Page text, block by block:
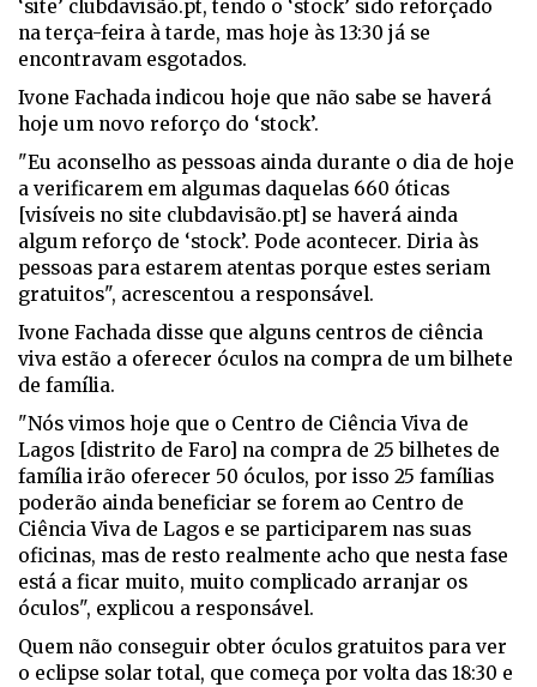
‘site’ clubdavisão.pt, tendo o ‘stock’ sido reforçado
na terça-feira à tarde, mas hoje às 13:30 já se
encontravam esgotados.
Ivone Fachada indicou hoje que não sabe se haverá
hoje um novo reforço do ‘stock’.
"Eu aconselho as pessoas ainda durante o dia de hoje
a verificarem em algumas daquelas 660 óticas
[visíveis no site clubdavisão.pt] se haverá ainda
algum reforço de ‘stock’. Pode acontecer. Diria às
pessoas para estarem atentas porque estes seriam
gratuitos", acrescentou a responsável.
Ivone Fachada disse que alguns centros de ciência
viva estão a oferecer óculos na compra de um bilhete
de família.
"Nós vimos hoje que o Centro de Ciência Viva de
Lagos [distrito de Faro] na compra de 25 bilhetes de
família irão oferecer 50 óculos, por isso 25 famílias
poderão ainda beneficiar se forem ao Centro de
Ciência Viva de Lagos e se participarem nas suas
oficinas, mas de resto realmente acho que nesta fase
está a ficar muito, muito complicado arranjar os
óculos", explicou a responsável.
Quem não conseguir obter óculos gratuitos para ver
o eclipse solar total, que começa por volta das 18:30 e